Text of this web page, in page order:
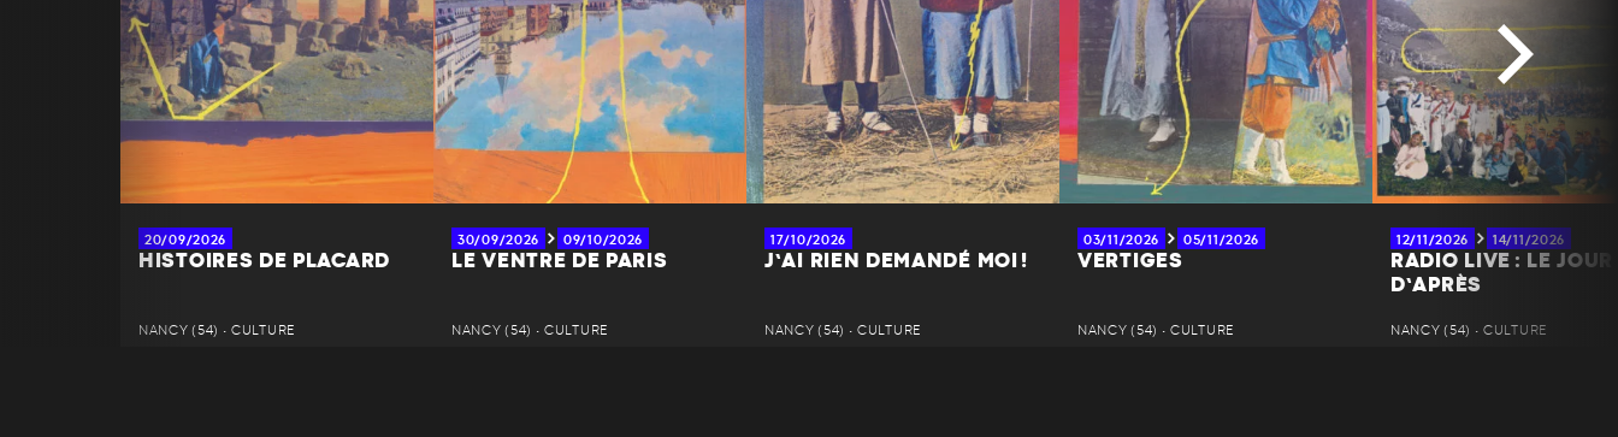
20/09/2026
HISTOIRES DE PLACARD
NANCY (54) • CULTURE
30/09/2026 09/10/2026
LE VENTRE DE PARIS
NANCY (54) • CULTURE
17/10/2026
J’AI RIEN DEMANDÉ MOI !
NANCY (54) • CULTURE
03/11/2026 05/11/2026
VERTIGES
NANCY (54) • CULTURE
12/11/2026 14/11/2026
RADIO LIVE : LE JOUR
D’APRÈS
NANCY (54) • CULTURE